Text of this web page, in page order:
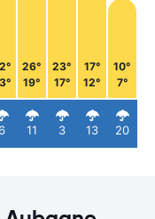
26°
19°
11
23°
17°
3
17°
12°
13
10°
7°
20